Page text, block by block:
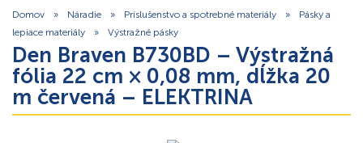
Domov » Náradie » Príslušenstvo a spotrebné materiály »
Pásky a
lepiace materiály
» Výstražné pásky
Den Braven B730BD – Výstražná
fólia 22 cm × 0,08 mm, dĺžka 20
m červená – ELEKTRINA